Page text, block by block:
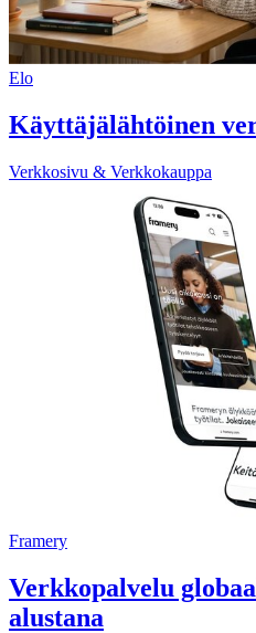
Elo
Käyttäjälähtöinen
Verkkosivu & Verkkokauppa
Framery
Verkkopalvelu
alustana